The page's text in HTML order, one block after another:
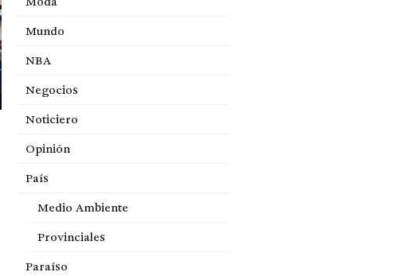
Mundo
NBA
Negocios
Noticiero
Opinión
País
Medio Ambiente
Provinciales
Paraíso